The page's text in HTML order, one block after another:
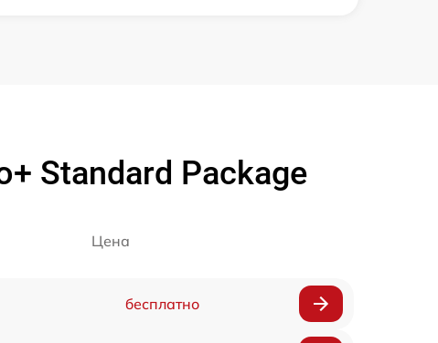
Standard Package
Цена
бесплатно